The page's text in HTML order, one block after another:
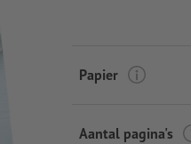
Papier
Aantal pagina's